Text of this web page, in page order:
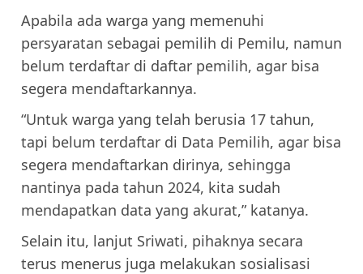
Apabila ada warga yang memenuhi
persyaratan sebagai pemilih di Pemilu, namun
belum terdaftar di daftar pemilih, agar bisa
segera mendaftarkannya.
“Untuk warga yang telah berusia 17 tahun,
tapi belum terdaftar di Data Pemilih, agar bisa
segera mendaftarkan dirinya, sehingga
nantinya pada tahun 2024, kita sudah
mendapatkan data yang akurat,” katanya.
Selain itu, lanjut Sriwati, pihaknya secara
terus menerus juga melakukan sosialisasi